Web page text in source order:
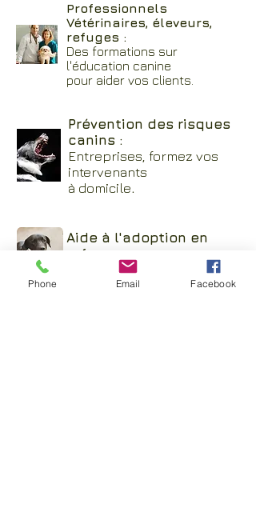
Professionnels
Vétérinaires, éleveurs,
refuges :
Des formations sur
l'éducation canine
pour aider vos clients.
Prévention des risques
canins :
Entreprises, formez vos
intervenants
à domicile.
Aide à l'adoption en
refuge
Phone Email Facebook